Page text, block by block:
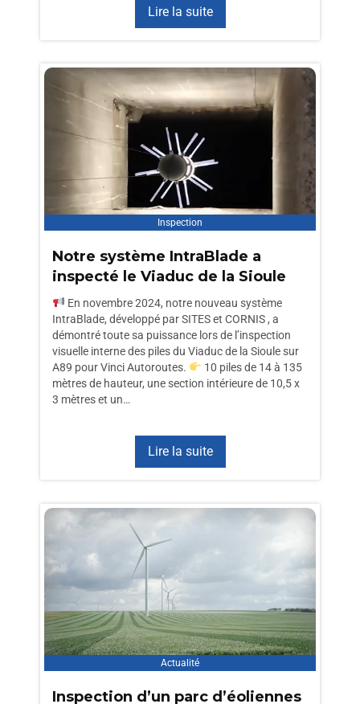
Lire la suite
Inspection
Notre système IntraBlade a
inspecté le Viaduc de la Sioule
En novembre 2024, notre nouveau système
IntraBlade, développé par SITES et CORNIS , a
démontré toute sa puissance lors de l’inspection
visuelle interne des piles du Viaduc de la Sioule sur
A89 pour Vinci Autoroutes.
10 piles de 14 à 135
mètres de hauteur, une section intérieure de 10,5 x
3 mètres et un…
Lire la suite
Actualité
Inspection d’un parc d’éoliennes